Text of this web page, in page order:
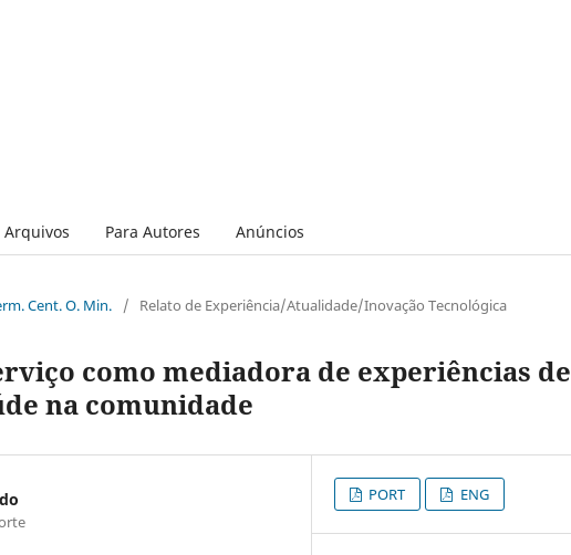
Arquivos Para Autores Anúncios
Cent. O. Min. / Relato de Experiência/Atualidade/Inovação Tecnológica
como mediadora de experiências de
na comunidade
PORT ENG